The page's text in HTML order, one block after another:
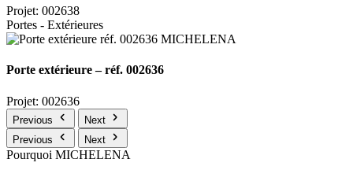
Projet: 002638
Portes - Extérieures
Porte extérieure – réf. 002636
Projet: 002636
Previous
Next
Previous
Next
Pourquoi MICHELENA